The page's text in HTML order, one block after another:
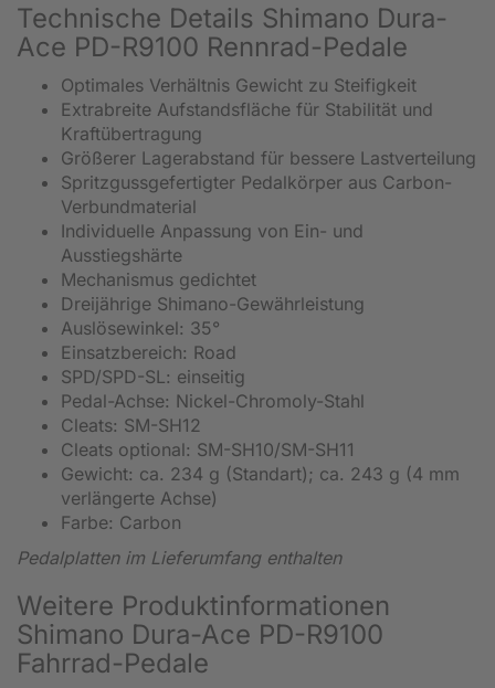
Technische Details Shimano Dura-
Ace PD-R9100 Rennrad-Pedale
Optimales Verhältnis Gewicht zu Steifigkeit
Extrabreite Aufstandsfläche für Stabilität und
Kraftübertragung
Größerer Lagerabstand für bessere Lastverteilung
Spritzgussgefertigter Pedalkörper aus Carbon-
Verbundmaterial
Individuelle Anpassung von Ein- und
Ausstiegshärte
Mechanismus gedichtet
Dreijährige Shimano-Gewährleistung
Auslösewinkel: 35°
Einsatzbereich: Road
SPD/SPD-SL: einseitig
Pedal-Achse: Nickel-Chromoly-Stahl
Cleats: SM-SH12
Cleats optional: SM-SH10/SM-SH11
Gewicht: ca. 234 g (Standart); ca. 243 g (4 mm
verlängerte Achse)
Farbe: Carbon
Pedalplatten im Lieferumfang enthalten
Weitere Produktinformationen
Shimano Dura-Ace PD-R9100
Fahrrad-Pedale